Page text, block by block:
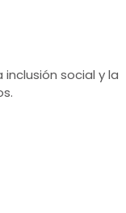
social y la